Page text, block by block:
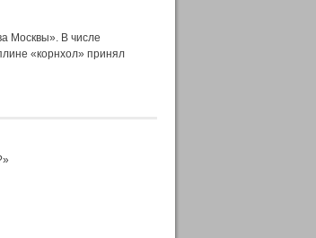
Москвы». В числе
«корнхол» принял